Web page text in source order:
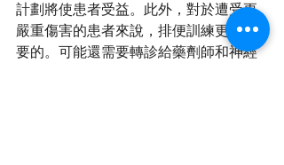
計劃將使患者受益。此外，對於遭受更
嚴重傷害的患者來說，排便訓練更是必
要的。可能還需要轉診給藥劑師和神經